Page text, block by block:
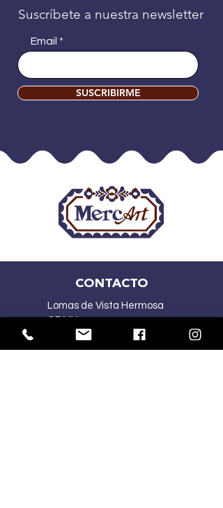
Suscríbete a nuestra newsletter
Email
SUSCRIBIRME
CONTACTO
Lomas de Vista Hermosa
CDMX
(55) 2167 5015